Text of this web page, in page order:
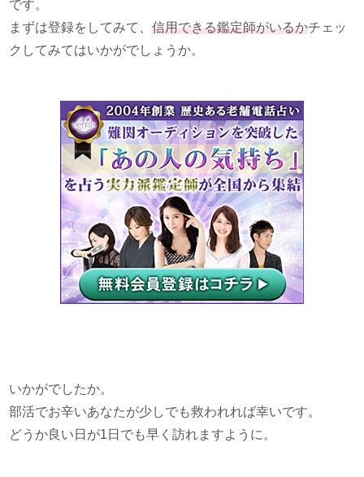
です。
まずは登録をしてみて、 信用できる鑑定師がいるかチェッ
クしてみてはいかがでしょうか。
いかがでしたか。
部活でお辛いあなたが少しでも救われれば幸いです。
どうか良い日が1日でも早く訪れますように。